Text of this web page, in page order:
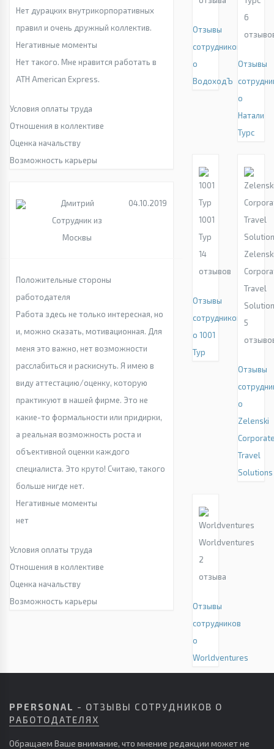
Нет дурацких внутрикорпоративных
правил и очень дружный коллектив.
Негативные моменты
Нет такого. Мне нравится работать в
АТН American Express.
Условия оплаты труда
Отношения в коллективе
Оценка начальству
Возможность карьеры
Дмитрий
Сотрудник из
Москвы
04.10.2019
Положительные стороны
работодателя
Работа здесь не только интересная, но
и, можно сказать, мотивационная. Для
меня это важно, нет возможности
расслабиться и раскиснуть. Я имею в
виду аттестацию/оценку, которую
практикуют в нашей фирме. Это не
какие-то формальности или придирки,
а реальная возможность роста и
объективной оценки каждого
специалиста. Это круто! Считаю, такого
больше нигде нет.
Негативные моменты
нет
Условия оплаты труда
Отношения в коллективе
Оценка начальству
Возможность карьеры
Отзывы
сотрудников
о
ВодоходЪ
6
Отзывы
о
Натали
Турс
1001
Тур
14
отзывов
Отзывы
сотрудников
о 1001
Тур
Travel
5
Отзывы
о
Zelenski
Travel
Solutions
Worldventures
2
отзыва
Отзывы
сотрудников
о
Worldventures
PPERSONAL - ОТЗЫВЫ СОТРУДНИКОВ О
РАБОТОДАТЕЛЯХ
Обращаем Ваше внимание, что мнение редакции может не